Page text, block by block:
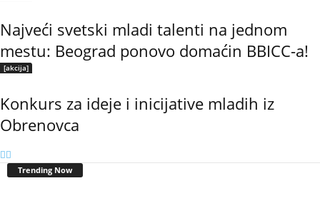
Najveći svetski mladi talenti na jednom
mestu: Beograd ponovo domaćin BBICC-a!
[akcija]
Konkurs za ideje i inicijative mladih iz
Obrenovca
Trending Now